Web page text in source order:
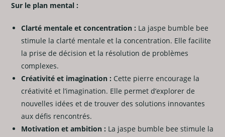
Sur le plan mental :
Clarté mentale et concentration : La jaspe bumble bee
stimule la clarté mentale et la concentration. Elle facilite
la prise de décision et la résolution de problèmes
complexes.
Créativité et imagination : Cette pierre encourage la
créativité et l’imagination. Elle permet d’explorer de
nouvelles idées et de trouver des solutions innovantes
aux défis rencontrés.
Motivation et ambition : La jaspe bumble bee stimule la